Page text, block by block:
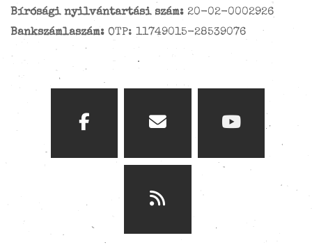
Bírósági nyilvántartási szám: 20-02-0002926
Bankszámlaszám: OTP: 11749015-28539076